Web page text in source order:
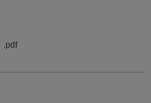
.pdf